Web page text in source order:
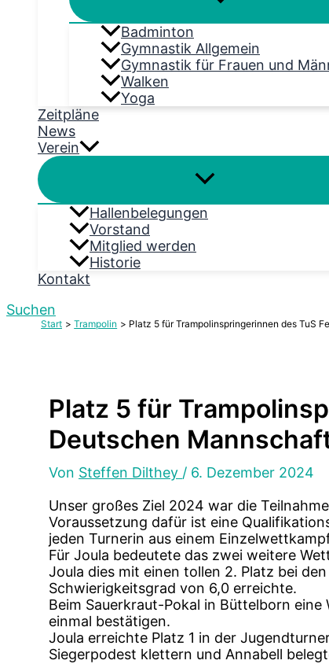
Badminton
Gymnastik Allgemein
Gymnastik für Frauen und
Walken
Yoga
Zeitpläne
News
Verein
Hallenbelegungen
Vorstand
Mitglied werden
Historie
Kontakt
Suchen
Start Trampolin Platz 5 für Trampolinspringerinnen des TuS
Platz 5 für
Deutschen
Von Steffen Dilthey / 6. Dezember 2024
Unser großes Ziel 2024 war die
Voraussetzung dafür ist eine
jeden Turnerin aus einem
Für Joula bedeutete das zwei weitere
Joula dies mit einen tollen 2. Platz bei
Schwierigkeitsgrad von 6,0 erreichte.
Beim Sauerkraut-Pokal in Büttelborn
einmal bestätigen.
Joula erreichte Platz 1 in der
Siegerpodest klettern und Annabell